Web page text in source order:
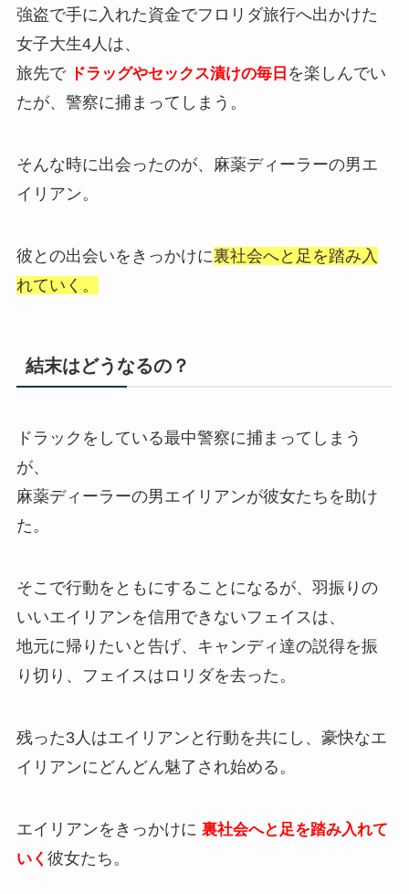
強盗で手に入れた資金でフロリダ旅行へ出かけた
女子大生4人は、
旅先でドラッグやセックス漬けの毎日 を楽しんでい
たが、警察に捕まってしまう。
そんな時に出会ったのが、麻薬ディーラーの男エ
イリアン。
彼との出会いをきっかけに裏社会へと足を踏み入
れていく。
結末はどうなるの？
ドラックをしている最中警察に捕まってしまう
が、
麻薬ディーラーの男エイリアンが彼女たちを助け
た。
そこで行動をともにすることになるが、羽振りの
いいエイリアンを信用できないフェイスは、
地元に帰りたいと告げ、キャンディ達の説得を振
り切り、フェイスはロリダを去った。
残った3人はエイリアンと行動を共にし、豪快なエ
イリアンにどんどん魅了され始める。
エイリアンをきっかけに 裏社会へと足を踏み入れて
いく 彼女たち。